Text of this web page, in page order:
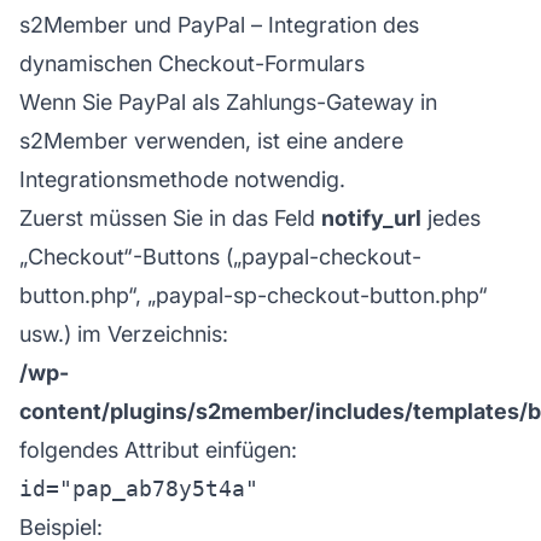
s2Member und PayPal – Integration des
dynamischen Checkout-Formulars
Wenn Sie PayPal als Zahlungs-Gateway in
s2Member verwenden, ist eine andere
Integrationsmethode notwendig.
Zuerst müssen Sie in das Feld notify_url jedes
„Checkout“-Buttons („paypal-checkout-
button.php“, „paypal-sp-checkout-button.php“
usw.) im Verzeichnis:
/wp-
content/plugins/s2member/includes/templates/
folgendes Attribut einfügen:
Beispiel: